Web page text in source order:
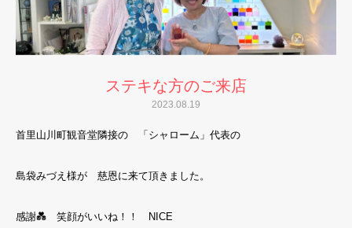
ステキな方のご来店
2023.08.19
首里山川町観音堂隣接の 「シャローム」代表の
島袋みづえ様が 慈恩に来て頂きました。
感謝💑 笑顔がいいね！！ NICE